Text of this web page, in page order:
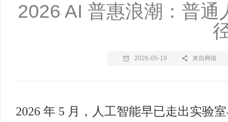
2026 AI 普惠浪潮：普
2026-05-19 来自网络
2026 年 5 月，人工智能早已走出实验